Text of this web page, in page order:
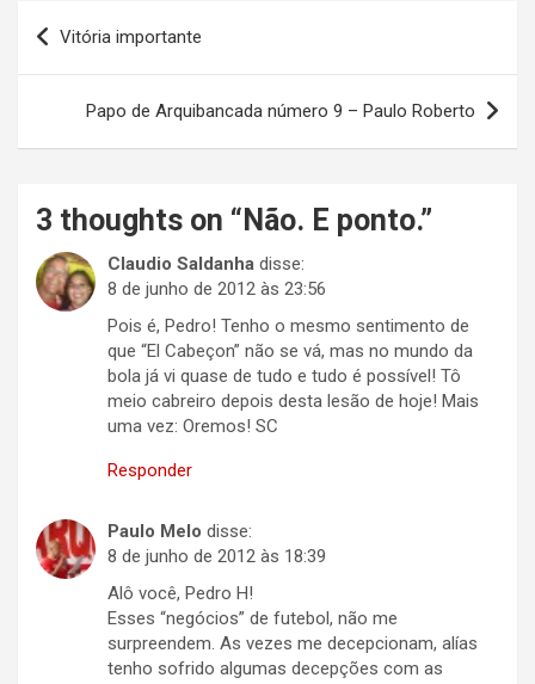
Navegação
de
Vitória importante
Papo de Arquibancada número 9 – Paulo Roberto
3 thoughts on “ Não. E ponto.”
Claudio Saldanha disse:
8 de junho de 2012 às 23:56
Pois é, Pedro! Tenho o mesmo sentimento de
que “El Cabeçon” não se vá, mas no mundo da
bola já vi quase de tudo e tudo é possível! Tô
meio cabreiro depois desta lesão de hoje! Mais
uma vez: Oremos! SC
Responder
Paulo Melo disse:
8 de junho de 2012 às 18:39
Alô você, Pedro H!
Esses “negócios” de futebol, não me
surpreendem. As vezes me decepcionam, alías
tenho sofrido algumas decepções com as